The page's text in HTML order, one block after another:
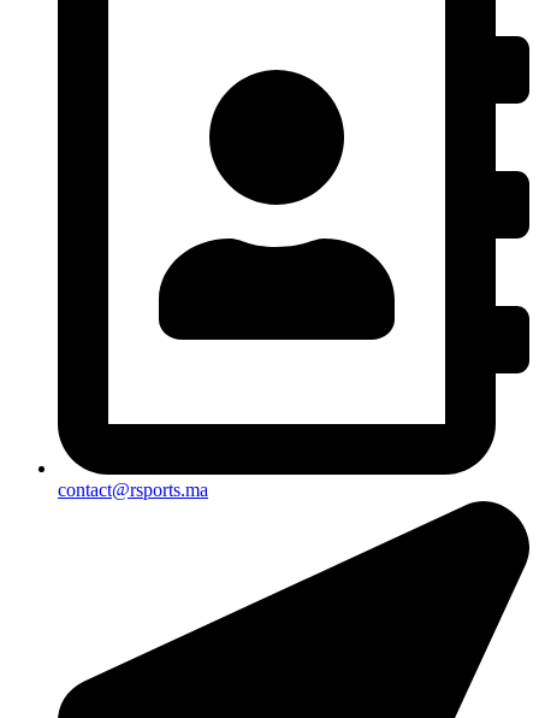
contact@rsports.ma